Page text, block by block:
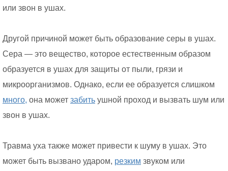
или звон в ушах.
Другой причиной может быть образование серы в ушах.
Сера — это вещество, которое естественным образом
образуется в ушах для защиты от пыли, грязи и
микроорганизмов. Однако, если ее образуется слишком
много, она может забить ушной проход и вызвать шум или
звон в ушах.
Травма уха также может привести к шуму в ушах. Это
может быть вызвано ударом, резким звуком или